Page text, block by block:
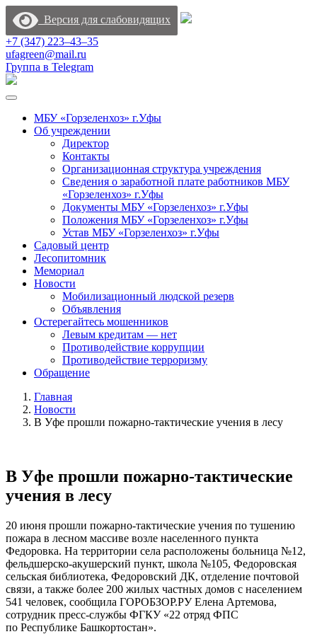
Версия для слабовидящих
+7 (347) 223‒43‒35
ufagreen@mail.ru
Группа в Telegram
МБУ «Горзеленхоз» г.Уфы
Об учреждении
Директор
Контакты
Организационная структура учреждения
Сведения о заработной плате работников МБУ
«Горзеленхоз» г.Уфы
Документы МБУ «Горзеленхоз» г.Уфы
Положения МБУ «Горзеленхоз» г.Уфы
Устав МБУ «Горзеленхоз» г.Уфы
Садовый центр
Лесопитомник
Мемориал
Новости
Мобилизационный людской резерв
Объявления
Остерегайтесь мошенников
Левым кредитам — нет
Противодействие коррупции
Противодействие терроризму
Обращение
Главная
Новости
В Уфе прошли пожарно-тактические учения в лесу
В Уфе прошли пожарно-тактические
учения в лесу
20 июня прошли пожарно-тактические учения по тушению
пожара в лесном массиве возле населенного пункта
Федоровка. На территории села расположены больница №12,
фельдшерско-акушерский пункт, школа №105, Федоровская
сельская библиотека, Федоровский ДК, отделение почтовой
связи, а также более 200 жилых частных домов с населением
541 человек, сообщила ГОРОБЗОР.РУ Елена Артемова,
сотрудник пресс-службы ФГКУ «22 отряд ФПС
по Республике Башкортостан».